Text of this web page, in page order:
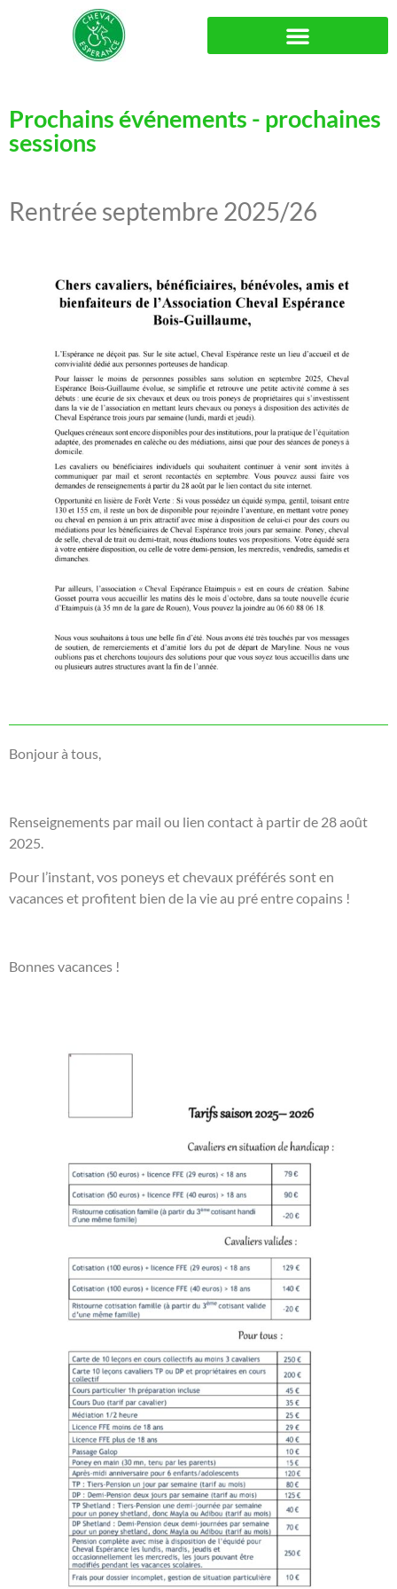
Prochains événements - prochaines
sessions
Rentrée septembre 2025/26
Bonjour à tous,
Renseignements par mail ou lien contact à partir de 28 août
2025.
Pour l’instant, vos poneys et chevaux préférés sont en
vacances et profitent bien de la vie au pré entre copains !
Bonnes vacances !